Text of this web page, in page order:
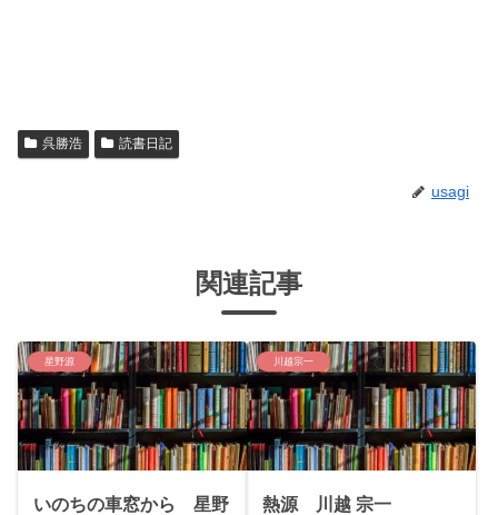
呉勝浩 読書日記
usagi
関連記事
星野源
いのちの車窓から 星野
川越宗一
熱源 川越 宗一